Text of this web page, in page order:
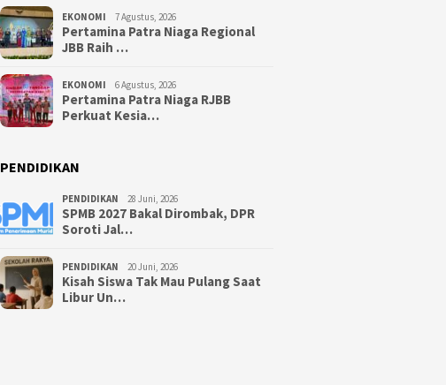
EKONOMI 7 Agustus, 2026
Pertamina Patra Niaga Regional
JBB Raih …
EKONOMI 6 Agustus, 2026
Pertamina Patra Niaga RJBB
Perkuat Kesia…
PENDIDIKAN
PENDIDIKAN 28 Juni, 2026
SPMB 2027 Bakal Dirombak, DPR
Soroti Jal…
PENDIDIKAN 20 Juni, 2026
Kisah Siswa Tak Mau Pulang Saat
Libur Un…